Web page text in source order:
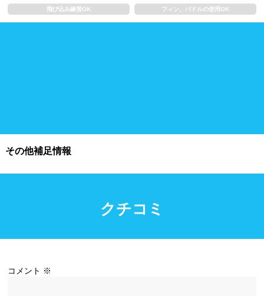
飛び込み練習OK フィン、パドルの使用OK
その他補足情報
クチコミ
コメント ※
浮き輪類 水泳帽、ゴーグル
プール情報募集中